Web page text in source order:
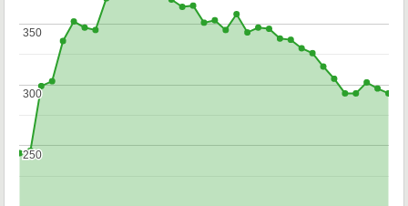
250
250
300
300
350
350